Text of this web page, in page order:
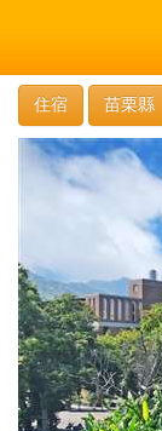
住宿 苗栗縣